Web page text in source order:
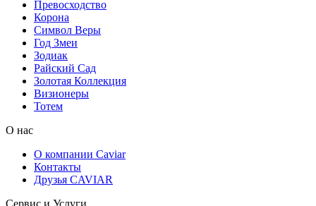
Превосходство
Корона
Символ Веры
Год Змеи
Зодиак
Райский Сад
Золотая Коллекция
Визионеры
Тотем
О нас
О компании Caviar
Контакты
Друзья CAVIAR